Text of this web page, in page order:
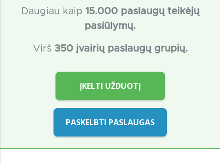
Daugiau kaip 15.000 paslaugų teikėjų
pasiūlymų.
Virš 350 įvairių paslaugų grupių.
ĮKELTI UŽDUOTĮ
PASKELBTI PASLAUGAS